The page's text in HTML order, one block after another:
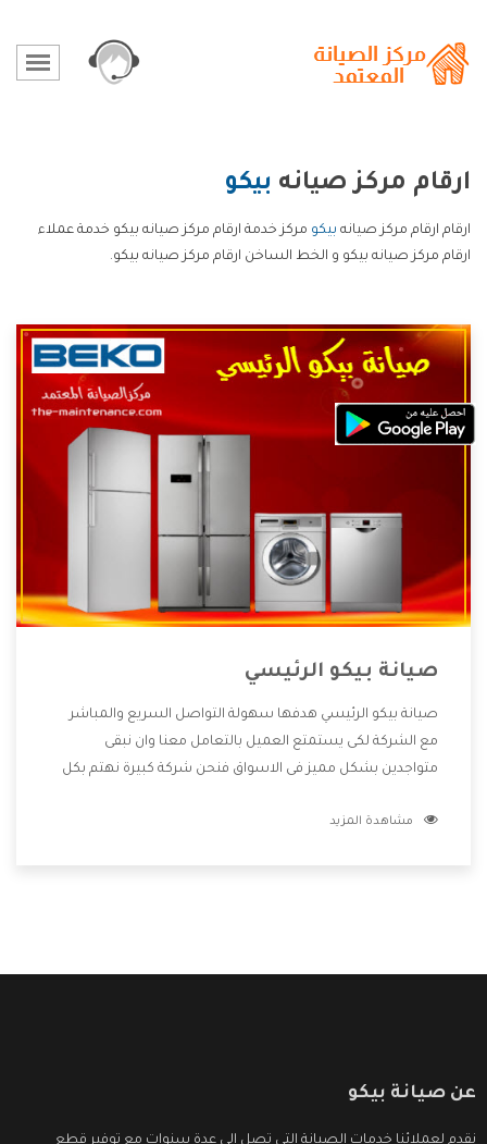
ارقام مركز صيانه بيكو
ارقام ارقام مركز صيانه بيكو مركز خدمة ارقام مركز صيانه بيكو خدمة عملاء
ارقام مركز صيانه بيكو و الخط الساخن ارقام مركز صيانه بيكو.
صيانة بيكو الرئيسي
صيانة بيكو الرئيسي هدفها سهولة التواصل السريع والمباشر
مع الشركة لكى يستمتع العميل بالتعامل معنا وان نبقى
متواجدين بشكل مميز فى الاسواق فنحن شركة كبيرة نهتم بكل
الشركة بها والتى تكون منها خدمة الصيانة التى تكون من أهم
مشاهدة المزيد
عن صيانة بيكو